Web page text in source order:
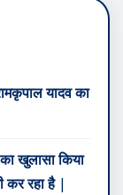
यादव का
खुलासा किया
कर रहा है |